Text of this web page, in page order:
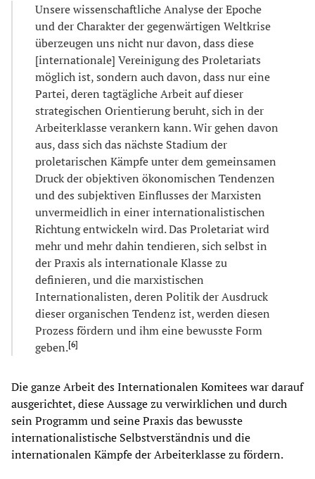
Unsere wissenschaftliche Analyse der Epoche
und der Charakter der gegenwärtigen Weltkrise
überzeugen uns nicht nur davon, dass diese
[internationale] Vereinigung des Proletariats
möglich ist, sondern auch davon, dass nur eine
Partei, deren tagtägliche Arbeit auf dieser
strategischen Orientierung beruht, sich in der
Arbeiterklasse verankern kann. Wir gehen davon
aus, dass sich das nächste Stadium der
proletarischen Kämpfe unter dem gemeinsamen
Druck der objektiven ökonomischen Tendenzen
und des subjektiven Einflusses der Marxisten
unvermeidlich in einer internationalistischen
Richtung entwickeln wird. Das Proletariat wird
mehr und mehr dahin tendieren, sich selbst in
der Praxis als internationale Klasse zu
definieren, und die marxistischen
Internationalisten, deren Politik der Ausdruck
dieser organischen Tendenz ist, werden diesen
Prozess fördern und ihm eine bewusste Form
geben.[6]
Die ganze Arbeit des Internationalen Komitees war darauf
ausgerichtet, diese Aussage zu verwirklichen und durch
sein Programm und seine Praxis das bewusste
internationalistische Selbstverständnis und die
internationalen Kämpfe der Arbeiterklasse zu fördern.